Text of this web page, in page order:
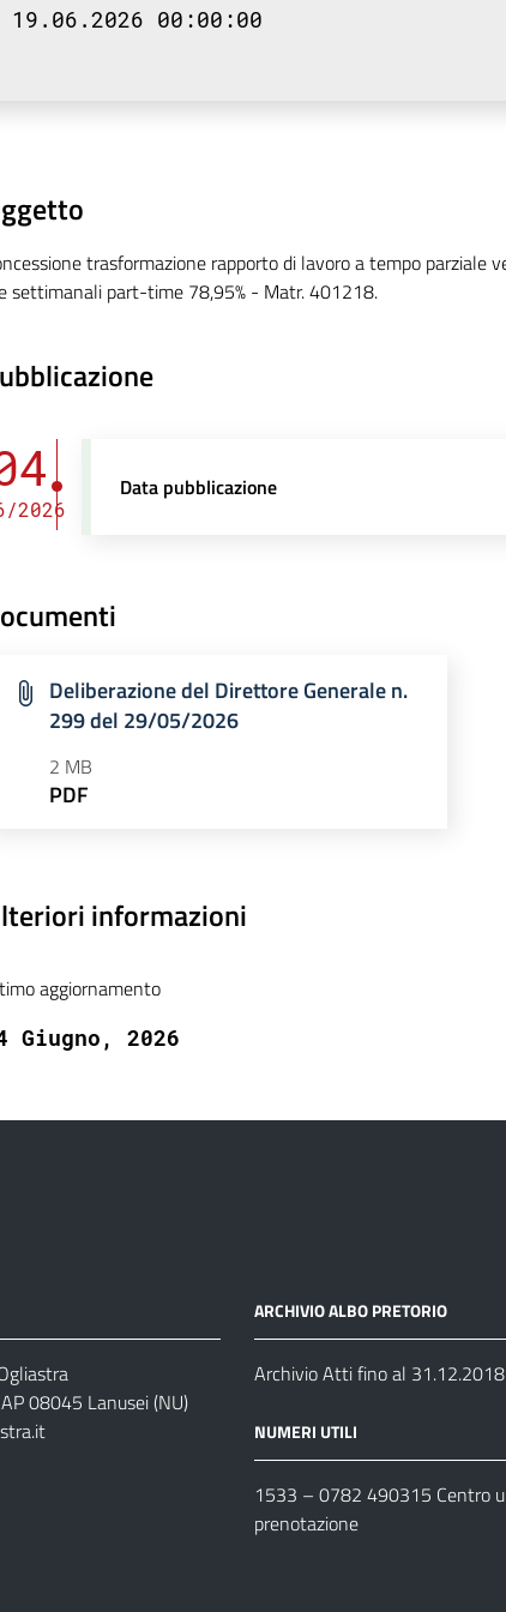
19.06.2026 00:00:00
trasformazione rapporto di lavoro a tempo parziale
settimanali part-time 78,95% - Matr. 401218.
2026
Data pubblicazione
Deliberazione del Direttore Generale n.
299 del 29/05/2026
2 MB
PDF
informazioni
aggiornamento
Giugno, 2026
08045 Lanusei (NU)
ARCHIVIO ALBO PRETORIO
Archivio Atti fino al 31.12.2018
NUMERI UTILI
1533 – 0782 490315 Centro
prenotazione